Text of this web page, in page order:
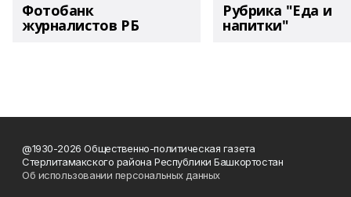
Фотобанк
журналистов РБ
Рубрика "Еда и
напитки"
@1930-2026 Общественно-политическая газета
Стерлитамакского района Республики Башкортостан
Об использовании персональных данных